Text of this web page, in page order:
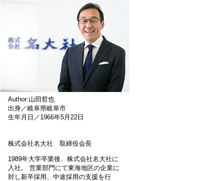
Author:山田哲也
出身／岐阜県岐阜市
生年月日／1966年5月22日
株式会社名大社 取締役会長
1989年大学卒業後、株式会社名大社に
入社。 営業部門にて東海地区の企業に
対し新卒採用、中途採用の支援を行